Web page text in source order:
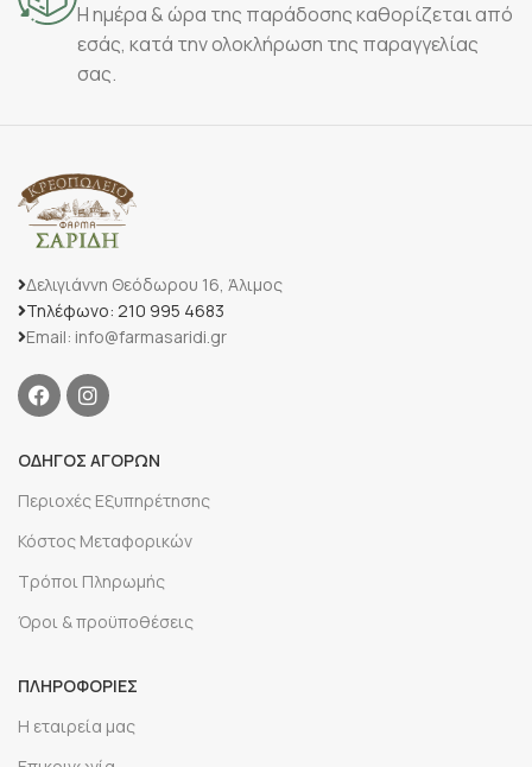
Η ημέρα & ώρα της παράδοσης καθορίζεται από
εσάς, κατά την ολοκλήρωση της παραγγελίας
σας.
Δελιγιάννη Θεόδωρου 16, Άλιμος
Τηλέφωνο: 210 995 4683
Email: info@farmasaridi.gr
ΟΔΗΓΟΣ ΑΓΟΡΩΝ
Περιοχές Εξυπηρέτησης
Κόστος Μεταφορικών
Τρόποι Πληρωμής
Όροι & προϋποθέσεις
ΠΛΗΡΟΦΟΡΙΕΣ
Η εταιρεία μας